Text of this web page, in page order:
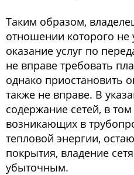
Таким образом,
отношении которого не
оказание услуг по
не вправе требовать
однако приостановить
также не вправе. В
содержание сетей, в
возникающих в
тепловой энергии,
покрытия, владение
убыточным.